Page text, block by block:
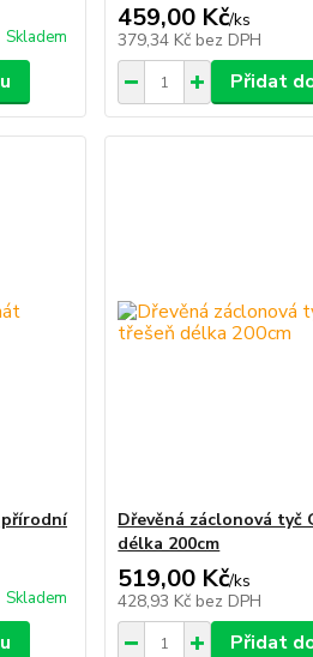
Skladem
459,00 Kč/ks
379,34 Kč bez DPH
Přidat
přírodní
Skladem
Dřevěná záclonová tyč
délka 200cm
519,00 Kč/ks
428,93 Kč bez DPH
Přidat